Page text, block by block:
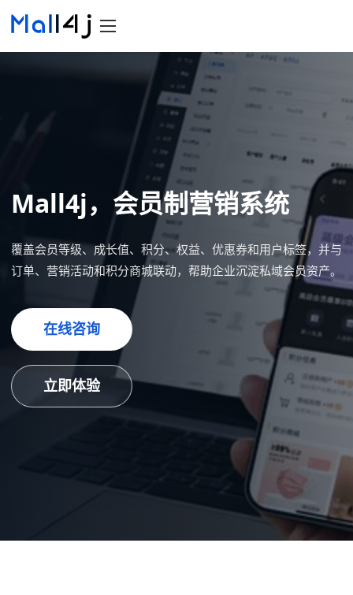
Mall4j，会员制营销系统
覆盖会员等级、成长值、积分、权益、优惠券和用户标签，并与
订单、营销活动和积分商城联动，帮助企业沉淀私域会员资产。
在线咨询
立即体验